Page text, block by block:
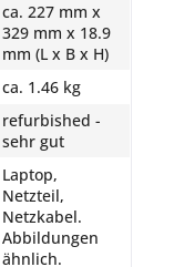
ca. 227 mm x
329 mm x 18.9
mm (L x B x H)
ca. 1.46 kg
refurbished -
sehr gut
Laptop,
Netzteil,
Netzkabel.
Abbildungen
ähnlich.